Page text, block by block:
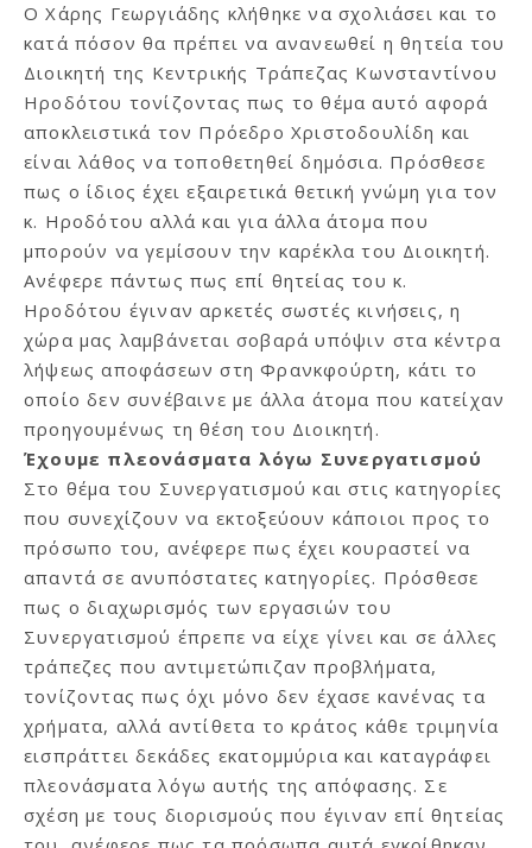
Ο Χάρης Γεωργιάδης κλήθηκε να σχολιάσει και το
κατά πόσον θα πρέπει να ανανεωθεί η θητεία του
Διοικητή της Κεντρικής Τράπεζας Κωνσταντίνου
Ηροδότου τονίζοντας πως το θέμα αυτό αφορά
αποκλειστικά τον Πρόεδρο Χριστοδουλίδη και
είναι λάθος να τοποθετηθεί δημόσια. Πρόσθεσε
πως ο ίδιος έχει εξαιρετικά θετική γνώμη για τον
κ. Ηροδότου αλλά και για άλλα άτομα που
μπορούν να γεμίσουν την καρέκλα του Διοικητή.
Ανέφερε πάντως πως επί θητείας του κ.
Ηροδότου έγιναν αρκετές σωστές κινήσεις, η
χώρα μας λαμβάνεται σοβαρά υπόψιν στα κέντρα
λήψεως αποφάσεων στη Φρανκφούρτη, κάτι το
οποίο δεν συνέβαινε με άλλα άτομα που κατείχαν
προηγουμένως τη θέση του Διοικητή.
Έχουμε πλεονάσματα λόγω Συνεργατισμού
Στο θέμα του Συνεργατισμού και στις κατηγορίες
που συνεχίζουν να εκτοξεύουν κάποιοι προς το
πρόσωπο του, ανέφερε πως έχει κουραστεί να
απαντά σε ανυπόστατες κατηγορίες. Πρόσθεσε
πως ο διαχωρισμός των εργασιών του
Συνεργατισμού έπρεπε να είχε γίνει και σε άλλες
τράπεζες που αντιμετώπιζαν προβλήματα,
τονίζοντας πως όχι μόνο δεν έχασε κανένας τα
χρήματα, αλλά αντίθετα το κράτος κάθε τριμηνία
εισπράττει δεκάδες εκατομμύρια και καταγράφει
πλεονάσματα λόγω αυτής της απόφασης. Σε
σχέση με τους διορισμούς που έγιναν επί θητείας